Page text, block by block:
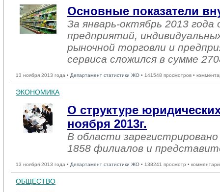
Основные показатели
За январь-октябрь 2013
предприятий,
рыночной торговли и
сервиса сложился в сумме
13 ноября 2013 года • Департамент статистики ЖО • 141548 просмотров •
ЭКОНОМИКА
О структуре
ноября 2013г.
В области
1858 филиалов и
13 ноября 2013 года • Департамент статистики ЖО • 138241 просмотр •
ОБЩЕСТВО